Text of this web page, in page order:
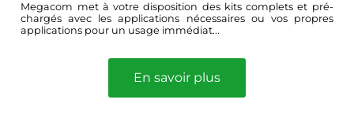
Megacom met à votre disposition des kits complets et pré-
chargés avec les applications nécessaires ou vos propres
applications pour un usage immédiat...
En savoir plus